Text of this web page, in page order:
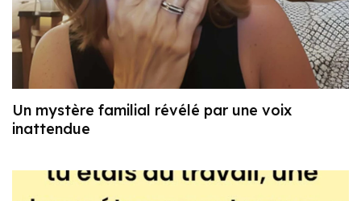
Un mystère familial révélé par une voix
inattendue